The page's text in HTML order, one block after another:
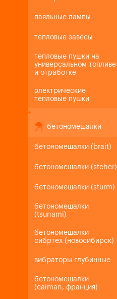
паяльные лампы
тепловые завесы
тепловые пушки на
универсальном топливе
и отработке
электрические
тепловые пушки
+-
бетономешалки
бетономешалки (brait)
бетономешалки (steher)
бетономешалки (sturm)
бетономешалки
(tsunami)
бетономешалки
сибртех (новосибирск)
вибраторы глубинные
бетономешалки
(caiman, франция)